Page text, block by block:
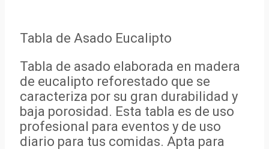
Tabla de Asado Eucalipto
Tabla de asado elaborada en madera
de eucalipto reforestado que se
caracteriza por su gran durabilidad y
baja porosidad. Esta tabla es de uso
profesional para eventos y de uso
diario para tus comidas. Apta para